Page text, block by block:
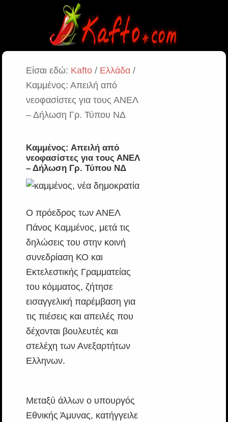
Είσαι εδώ: Kafto/ Ελλάδα/
Καμμένος: Απειλή από
νεοφασίστες για τους ΑΝΕΛ
– Δήλωση Γρ. Τύπου ΝΔ
Καμμένος: Απειλή από
νεοφασίστες για τους ΑΝΕΛ
– Δήλωση Γρ. Τύπου ΝΔ
Ο πρόεδρος των ΑΝΕΛ
Πάνος Καμμένος, μετά τις
δηλώσεις του στην κοινή
συνεδρίαση ΚΟ και
Εκτελεστικής Γραμματείας
του κόμματος, ζήτησε
εισαγγελική παρέμβαση για
τις πιέσεις και απειλές που
δέχονται βουλευτές και
στελέχη των Ανεξαρτήτων
Ελληνων.
Μεταξύ άλλων ο υπουργός
Εθνικής Άμυνας, κατήγγειλε